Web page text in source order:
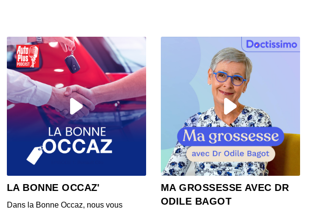
Profil - alcoolisme
00:06:39 - IL Y A 2 ANS
Profil - Grand brûlé
00:06:31 - IL Y A 2 ANS
Profil - Youlane
00:11:36 - IL Y A 2 ANS
00:11:36 - IL Y A 2 ANS
LA BONNE OCCAZ'
Dans la Bonne Occaz, nous vous
MA GROSSESSE AVEC DR
ODILE BAGOT